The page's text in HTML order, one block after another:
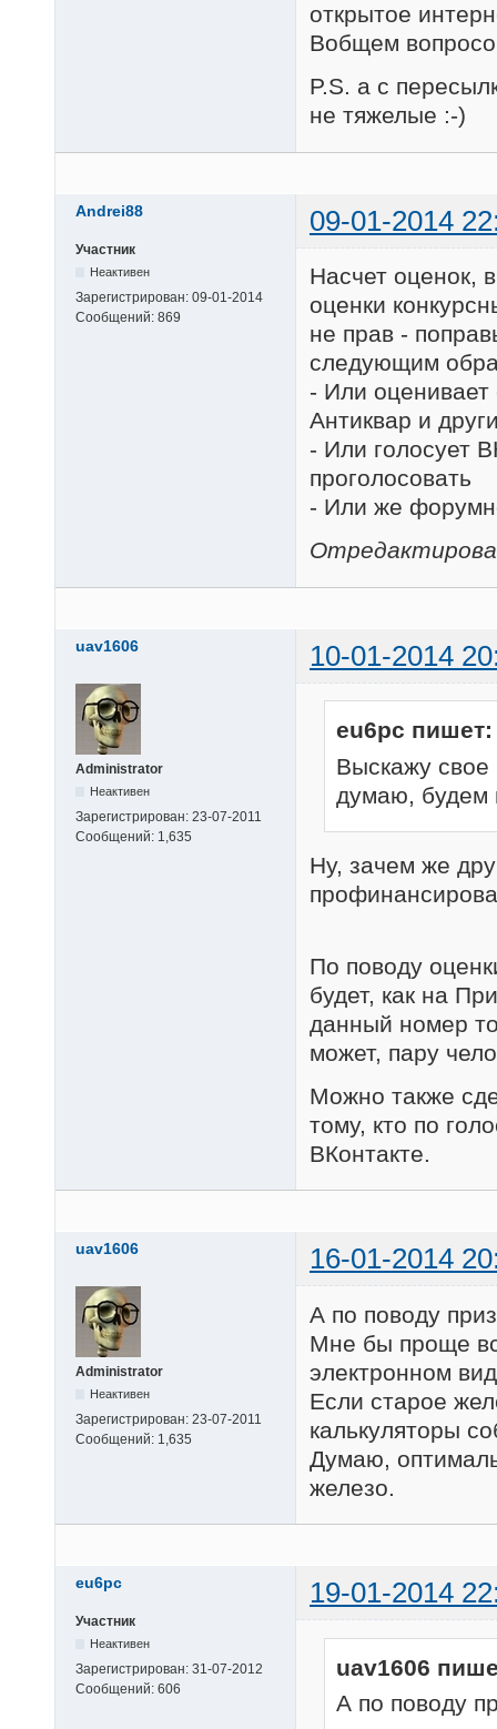
открытое
Вобщем
P.S. а с
не тяжелые :-)
Andrei88 09-01-2014
Участник
Неактивен
Зарегистрирован: 09-01-2014
Сообщений: 869
Насчет оценок,
оценки
не прав -
следующим
- Или оценивает
Антиквар и
- Или голосует
проголосовать
- Или же
uav1606 10-01-2014
Administrator
Неактивен
Зарегистрирован: 23-07-2011
Сообщений: 1,635
eu6pc пишет:
Выскажу свое
думаю, будем
Ну, зачем же
По поводу
будет, как на
данный номер
может, пару
Можно также
тому, кто по
ВКонтакте.
uav1606 16-01-2014
Administrator
Неактивен
Зарегистрирован: 23-07-2011
Сообщений: 1,635
А по поводу
Мне бы проще
электронном
Если старое
калькуляторы
Думаю,
железо.
eu6pc 19-01-2014
Участник
Неактивен
Зарегистрирован: 31-07-2012
Сообщений: 606
uav1606
А по поводу